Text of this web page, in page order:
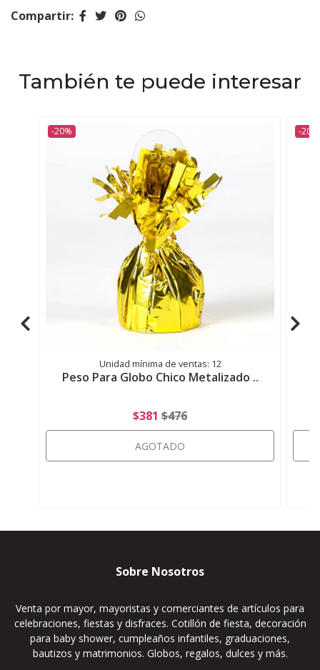
Compartir:
También te puede interesar
-20%
Unidad mínima de ventas: 12
Peso Para Globo Chico Metalizado ..
$381 $476
AGOTADO
-20%
Sobre Nosotros
Venta por mayor, mayoristas y comerciantes de artículos para
celebraciones, fiestas y disfraces. Cotillón de fiesta, decoración
para baby shower, cumpleaños infantiles, graduaciones,
bautizos y matrimonios. Globos, regalos, dulces y más.